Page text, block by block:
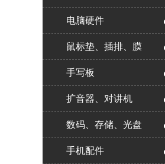
电脑硬件
鼠标垫、插排、膜
手写板
扩音器、对讲机
数码、存储、光盘
手机配件